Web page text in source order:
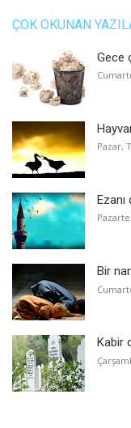
ÇOK OKUNAN
Gece
Pazar,
Ezanı
Bir
Kabir